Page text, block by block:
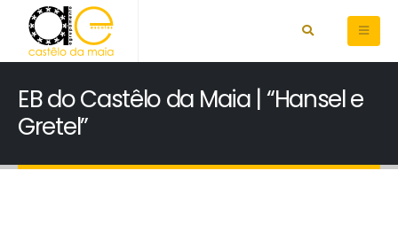
EB do Castêlo da Maia | “Hansel e
Gretel”